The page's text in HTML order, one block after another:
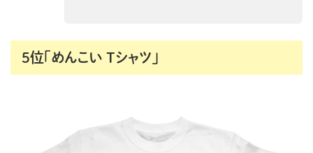
5位「めんこい Tシャツ」